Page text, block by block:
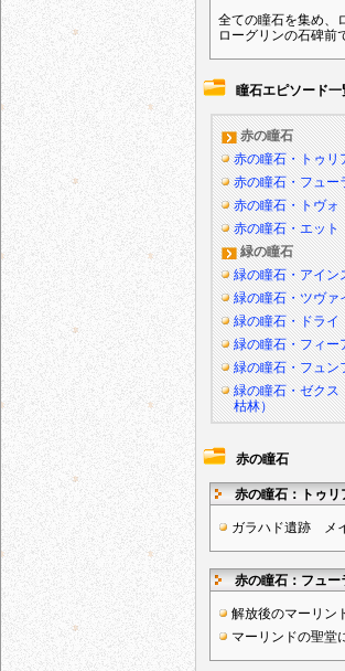
全ての瞳石を集め、
ローグリンの石碑前
瞳石エピソード一
赤の瞳石
赤の瞳石・トゥリ
赤の瞳石・フュー
赤の瞳石・トヴォ
赤の瞳石・エット
緑の瞳石
緑の瞳石・アイン
緑の瞳石・ツヴァ
緑の瞳石・ドライ
緑の瞳石・フィー
緑の瞳石・フュン
緑の瞳石・ゼクス
枯林）
赤の瞳石
赤の瞳石：トゥリ
ガラハド遺跡 メ
赤の瞳石：フュー
解放後のマーリン
マーリンドの聖堂